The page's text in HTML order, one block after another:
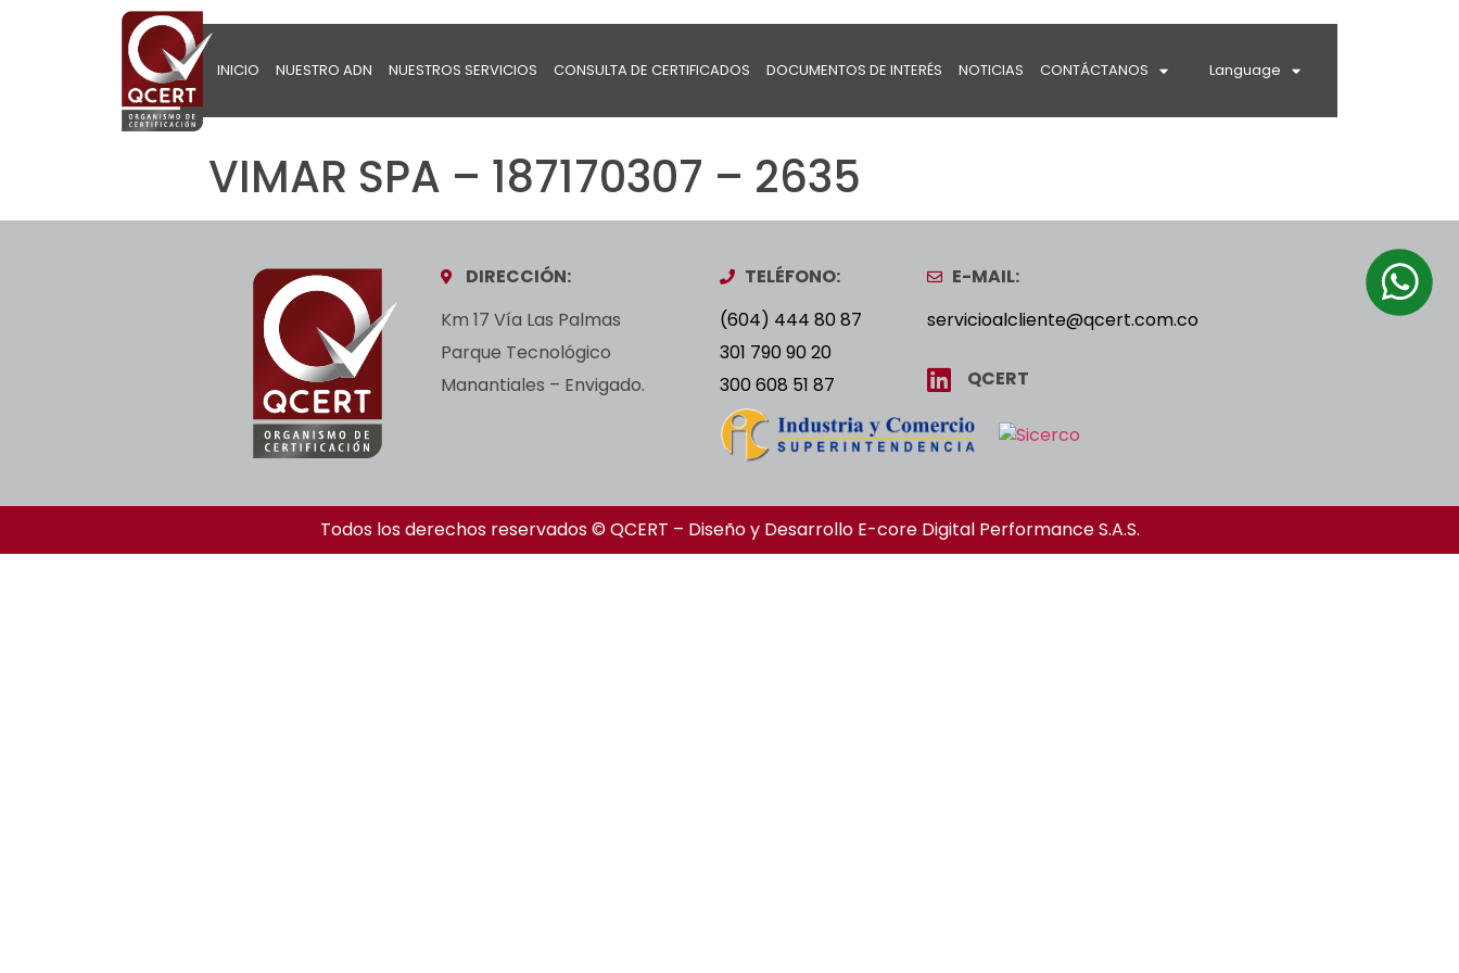
INICIO NUESTRO ADN NUESTROS SERVICIOS CONSULTA DE CERTIFICADOS DOCUMENTOS DE INTERÉS NOTICIAS CONTÁCTANOS Language
VIMAR SPA – 187170307 – 2635
DIRECCIÓN:
Km 17 Vía Las Palmas
Parque Tecnológico
Manantiales – Envigado.
TELÉFONO:
(604) 444 80 87
301 790 90 20
300 608 51 87
E-MAIL:
servicioalcliente@qcert.com.co
QCERT
Todos los derechos reservados © QCERT – Diseño y Desarrollo E-core Digital Performance S.A.S.